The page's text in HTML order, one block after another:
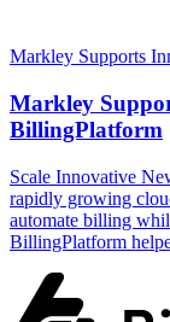
Markley Supports
Markley
BillingPlatform
Scale Innovative
rapidly growing
automate billing
BillingPlatform